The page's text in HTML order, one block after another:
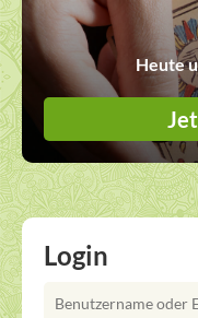
Heute
Login